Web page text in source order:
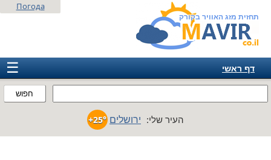
תחזית מזג האוויר בקורק
חפוש
Погода
☰
דף ראשי
אמריקה
העיר שלי: ירושלים +25°